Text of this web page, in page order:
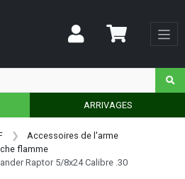
ARRIVAGES
Accessoires de l'arme
flamme
Raptor 5/8x24 Calibre .30